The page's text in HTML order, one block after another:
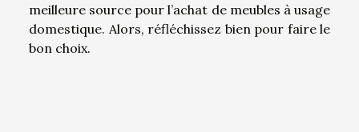
meilleure source pour l’achat de meubles à usage
domestique. Alors, réfléchissez bien pour faire le
bon choix.